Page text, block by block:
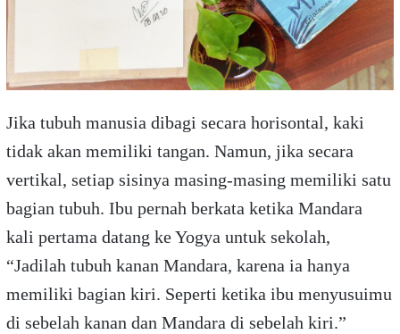
Jika tubuh manusia dibagi secara horisontal, kaki
tidak akan memiliki tangan. Namun, jika secara
vertikal, setiap sisinya masing-masing memiliki satu
bagian tubuh. Ibu pernah berkata ketika Mandara
kali pertama datang ke Yogya untuk sekolah,
“Jadilah tubuh kanan Mandara, karena ia hanya
memiliki bagian kiri. Seperti ketika ibu menyusuimu
di sebelah kanan dan Mandara di sebelah kiri.”